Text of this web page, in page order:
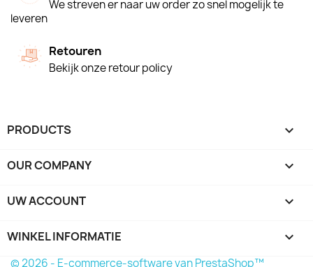
We streven er naar uw order zo snel mogelijk te
leveren
Retouren
Bekijk onze retour policy
PRODUCTS 
OUR COMPANY 
UW ACCOUNT 
WINKEL INFORMATIE keyboard_arrow_down
© 2026 - E-commerce-software van PrestaShop™